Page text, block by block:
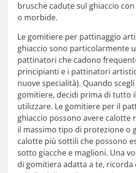
brusche cadute sul ghiaccio
o morbide.
Le gomitiere per pattinaggio
ghiaccio sono particolarmente
pattinatori che cadono
principianti e i pattinatori
nuove specialità). Quando
gomitiere, decidi prima di tutto
utilizzare. Le gomitiere per il
ghiaccio possono avere calotte
il massimo tipo di protezione o
calotte più sottili che possono
sotto giacche e maglioni. Una
di gomitiera adatta a te,